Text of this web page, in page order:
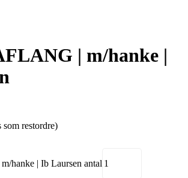
| m/hanke |
som restordre)
hanke | Ib Laursen antal